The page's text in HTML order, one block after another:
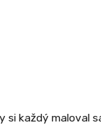
si každý maloval